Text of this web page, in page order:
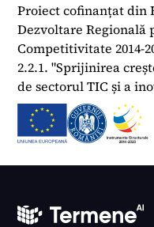
Proiect cofinanțat din
Dezvoltare
Competitivitate 2014-
2.2.1. "Sprijinirea
de sectorul TIC și a